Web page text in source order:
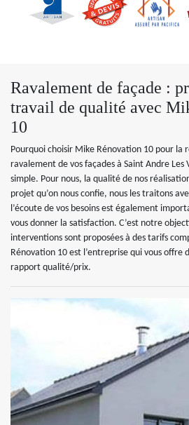
Ravalement de façade :
travail de qualité avec
10
Pourquoi choisir Mike Rénovation 10 pour la
ravalement de vos façades à Saint Andre Les
simple. Pour nous, la qualité de nos
projet qu’on nous confie, nous les traitons
l’écoute de vos besoins est également
vous donner la satisfaction. C’est notre
interventions sont proposées à des tarifs
Rénovation 10 est l’entreprise qui vous offre
rapport qualité/prix.